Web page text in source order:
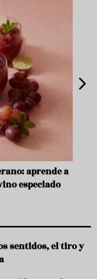
aprende a
especiado
sentidos, el tiro y